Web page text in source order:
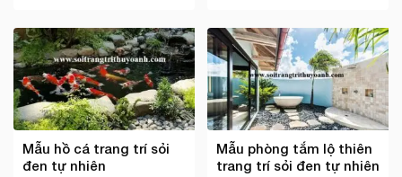
Mẫu hồ cá trang trí sỏi
đen tự nhiên
Mẫu phòng tắm lộ thiên
trang trí sỏi đen tự nhiên